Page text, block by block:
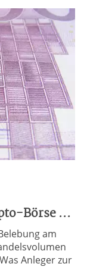
Börse ...
am
Anleger zur